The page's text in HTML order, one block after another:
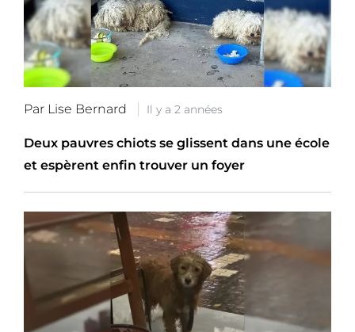
Par Lise Bernard Il y a 2 années
Deux pauvres chiots se glissent dans une école
et espèrent enfin trouver un foyer